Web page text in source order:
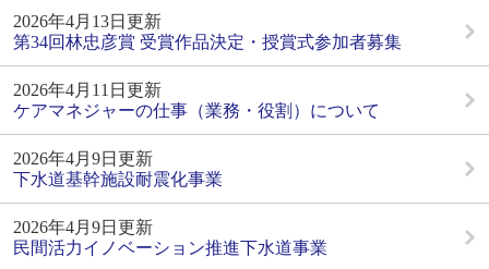
2026年4月13日更新
第34回林忠彦賞 受賞作品決定・授賞式参加者募集
2026年4月11日更新
ケアマネジャーの仕事（業務・役割）について
2026年4月9日更新
下水道基幹施設耐震化事業
2026年4月9日更新
民間活力イノベーション推進下水道事業